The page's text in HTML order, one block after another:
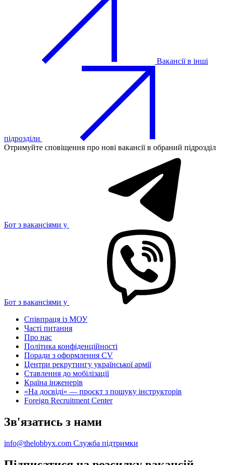
Вакансії в інші
підрозділи
Отримуйте сповіщення про нові вакансії в обраний підрозділ
Бот з вакансіями у
Бот з вакансіями у
Співпраця із МОУ
Часті питання
Про нас
Політика конфіденційності
Поради з оформлення CV
Центри рекрутингу української армії
Ставлення до мобілізації
Країна інженерів
«На досвіді» — проєкт з пошуку інструкторів
Foreign Recruitment Center
Зв'язатись з нами
info@thelobbyx.com Служба підтримки